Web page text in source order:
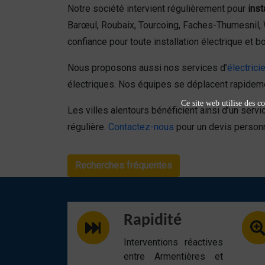
Notre société intervient régulièrement pour
Barœul, Roubaix, Tourcoing, Faches-
confiance pour toute installation électrique et
Nous proposons aussi nos services d’
électriques. Nos équipes se déplacent
Les villes alentours bénéficient ainsi d’un
régulière. Contactez-nous pour un devis
Recherches fréquentes
Rapidité
Interventions réactives
entre Armentières et
Ce site web utilise des